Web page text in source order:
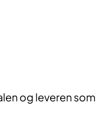
og leveren som